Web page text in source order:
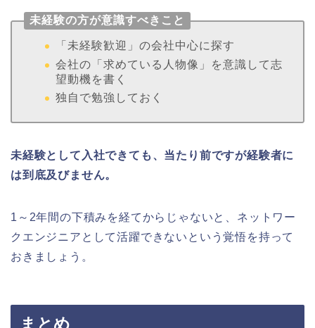
未経験の方が意識すべきこと
「未経験歓迎」の会社中心に探す
会社の「求めている人物像」を意識して志
望動機を書く
独自で勉強しておく
未経験として入社できても、当たり前ですが経験者に
は到底及びません。
1～2年間の下積みを経てからじゃないと、ネットワー
クエンジニアとして活躍できないという覚悟を持って
おきましょう。
まとめ